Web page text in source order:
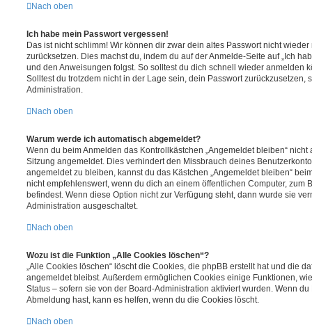
Nach oben
Ich habe mein Passwort vergessen!
Das ist nicht schlimm! Wir können dir zwar dein altes Passwort nicht
zurücksetzen. Dies machst du, indem du auf der Anmelde-Seite auf „Ich
und den Anweisungen folgst. So solltest du dich schnell wieder anmelden
Solltest du trotzdem nicht in der Lage sein, dein Passwort zurückzusetzen,
Administration.
Nach oben
Warum werde ich automatisch abgemeldet?
Wenn du beim Anmelden das Kontrollkästchen „Angemeldet bleiben“
Sitzung angemeldet. Dies verhindert den Missbrauch deines
angemeldet zu bleiben, kannst du das Kästchen „Angemeldet bleiben“
nicht empfehlenswert, wenn du dich an einem öffentlichen Computer, zum
befindest. Wenn diese Option nicht zur Verfügung steht, dann wurde sie
Administration ausgeschaltet.
Nach oben
Wozu ist die Funktion „Alle Cookies löschen“?
„Alle Cookies löschen“ löscht die Cookies, die phpBB erstellt hat und die
angemeldet bleibst. Außerdem ermöglichen Cookies einige Funktionen,
Status – sofern sie von der Board-Administration aktiviert wurden. Wenn
Abmeldung hast, kann es helfen, wenn du die Cookies löscht.
Nach oben